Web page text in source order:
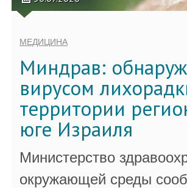
МЕДИЦИНА
Миндрав:
вирусом
территории
юге Израиля
Министерство
окружающей среды